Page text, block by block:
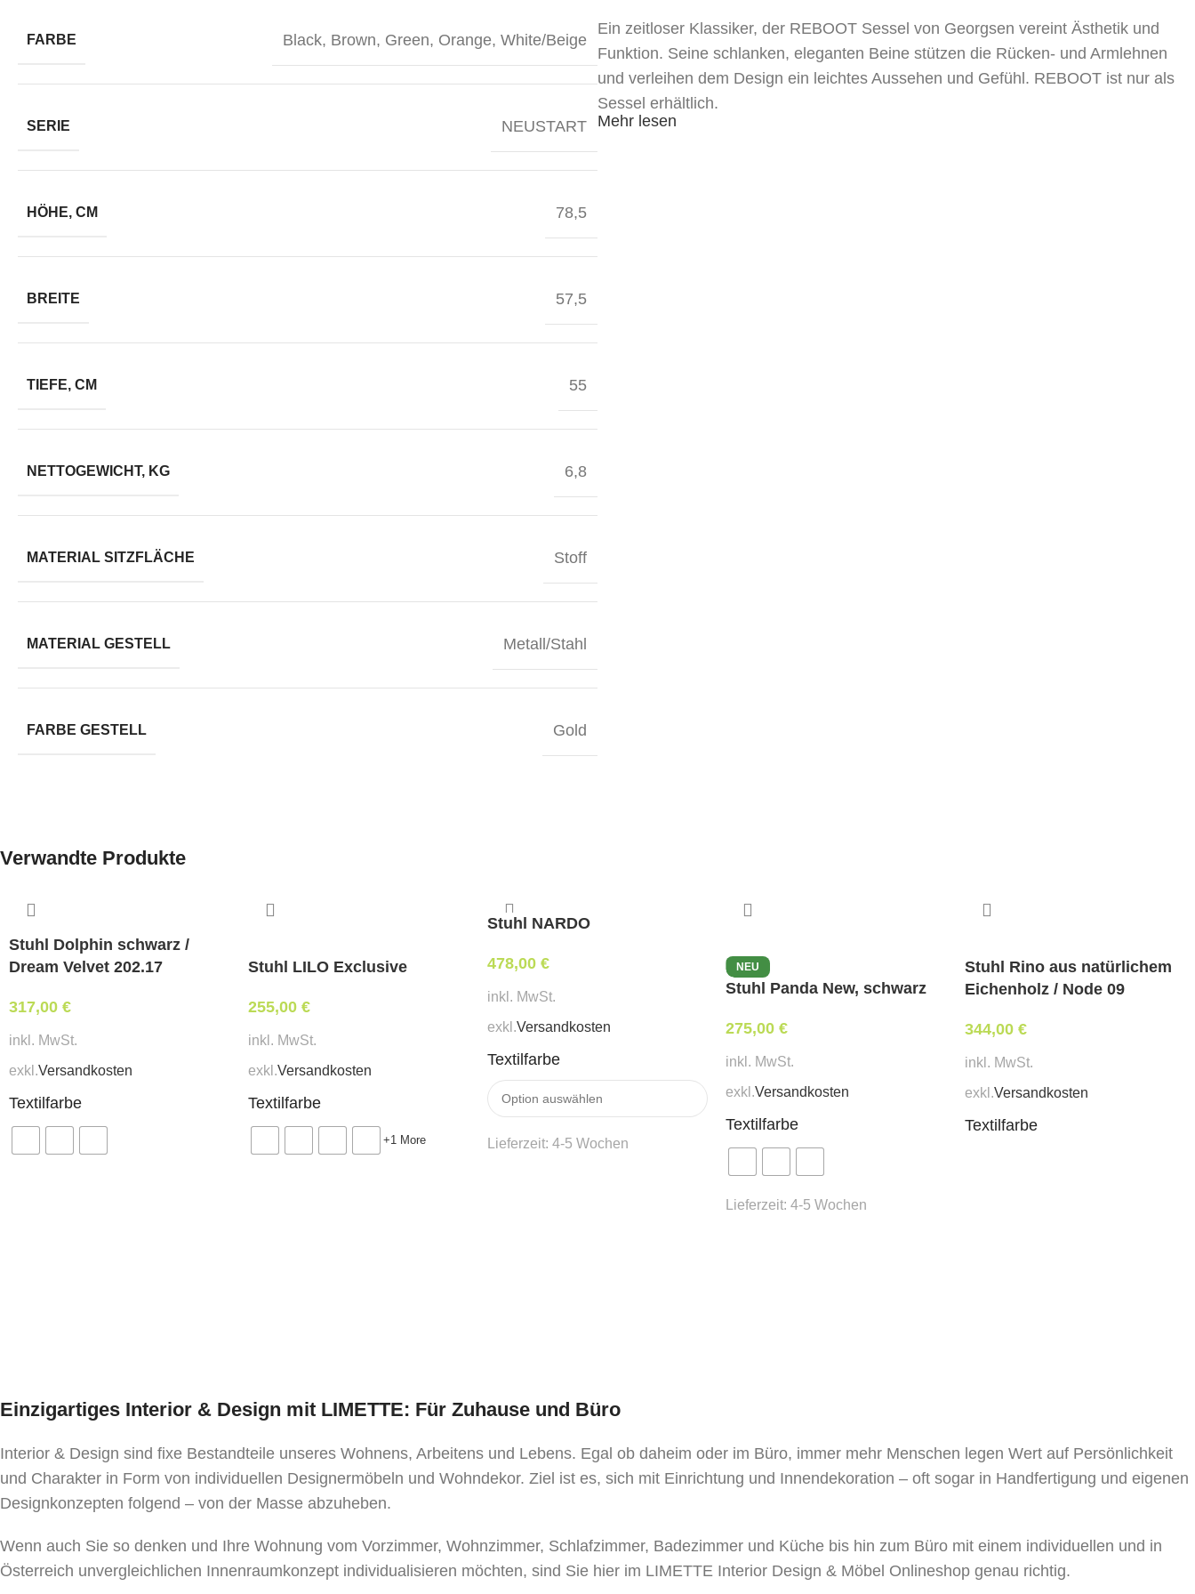
FARBE Black, Brown, Green, Orange, White/Beige
SERIE NEUSTART
HÖHE, CM 78,5
BREITE 57,5
TIEFE, CM 55
NETTOGEWICHT, KG 6,8
MATERIAL SITZFLÄCHE Stoff
MATERIAL GESTELL Metall/Stahl
FARBE GESTELL Gold
Ein zeitloser Klassiker, der REBOOT Sessel von Georgsen vereint Ästhetik und
Funktion. Seine schlanken, eleganten Beine stützen die Rücken- und Armlehnen
und verleihen dem Design ein leichtes Aussehen und Gefühl. REBOOT ist nur als
Sessel erhältlich.
Mehr lesen
Verwandte Produkte
Stuhl Dolphin schwarz /
Dream Velvet 202.17
317,00 €
inkl. MwSt.
exkl.Versandkosten
Textilfarbe
Stuhl LILO Exclusive
255,00 €
inkl. MwSt.
exkl.Versandkosten
Textilfarbe
+1 More
Stuhl NARDO
478,00 €
inkl. MwSt.
exkl.Versandkosten
Textilfarbe
Lieferzeit: 4-5 Wochen
NEU
Stuhl Panda New, schwarz
275,00€
inkl. MwSt.
exkl.Versandkosten
Textilfarbe
Lieferzeit:4-5 Wochen
Stuhl Rino aus natürlichem
Eichenholz / Node 09
344,00€
inkl. MwSt.
exkl.Versandkosten
Textilfarbe
Einzigartiges Interior & Design mit LIMETTE: Für Zuhause und Büro
Interior & Design sind fixe Bestandteile unseres Wohnens, Arbeitens und Lebens. Egal ob daheim oder im Büro, immer mehr Menschen legen Wert auf Persönlichkeit
und Charakter in Form von individuellen Designermöbeln und Wohndekor. Ziel ist es, sich mit Einrichtung und Innendekoration – oft sogar in Handfertigung und eigenen
Designkonzepten folgend – von der Masse abzuheben.
Wenn auch Sie so denken und Ihre Wohnung vom Vorzimmer, Wohnzimmer, Schlafzimmer, Badezimmer und Küche bis hin zum Büro mit einem individuellen und in
Österreich unvergleichlichen Innenraumkonzept individualisieren möchten, sind Sie hier im LIMETTE Interior Design & Möbel Onlineshop genau richtig.